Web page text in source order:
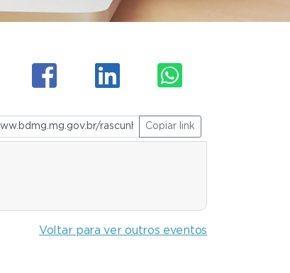
Copiar link
Voltar para ver outros eventos